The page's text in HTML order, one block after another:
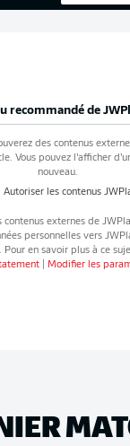
recommandé de
des contenus
Vous pouvez l’afficher
nouveau.
Autoriser les contenus
contenus externes de
personnelles vers
. Pour en savoir plus à ce
| Modifier les